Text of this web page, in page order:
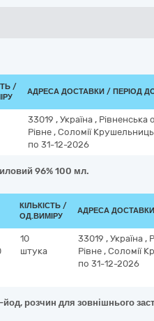
/
АДРЕСА ДОСТАВКИ / ПЕРІОД
33019 , Україна , Рівненська
Рівне , Соломії
по 31-12-2026
96% 100 мл.
КІЛЬКІСТЬ /
ОД.ВИМІРУ
АДРЕСА
10
штука
33019 , Україна ,
Рівне , Соломії
по 31-12-2026
розчин для зовнішнього